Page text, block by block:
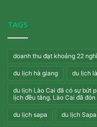
TAGS
doanh thu đạt khoảng 22
du lịch hà giang du lịch
du lịch Lào Cai đã có sự bứt
lịch đều tăng. Lào Cai đã
du lịch sapa du lịch